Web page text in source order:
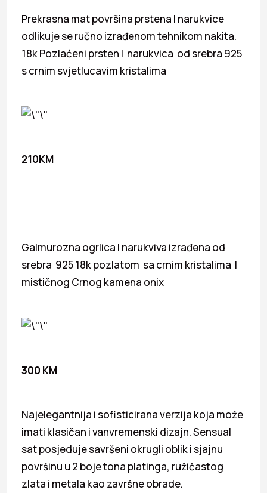
Prekrasna mat površina prstena I narukvice
odlikuje se ručno izrađenom tehnikom nakita.
18k Pozlaćeni prsten I narukvica od srebra 925
s crnim svjetlucavim kristalima
210KM
Galmurozna ogrlica I narukviva izrađena od
srebra 925 18k pozlatom sa crnim kristalima I
mističnog Crnog kamena onix
300 KM
Najelegantnija i sofisticirana verzija koja može
imati klasičan i vanvremenski dizajn. Sensual
sat posjeduje savršeni okrugli oblik i sjajnu
površinu u 2 boje tona platinga, ružičastog
zlata i metala kao završne obrade.